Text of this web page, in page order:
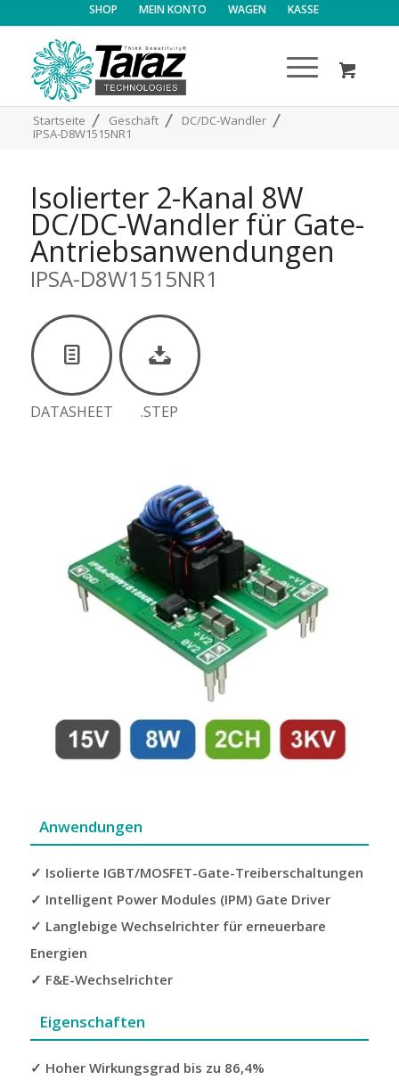
SHOP MEIN KONTO WAGEN KASSE
Startseite / Geschäft / DC/DC-Wandler /
IPSA-D8W1515NR1
Isolierter 2-Kanal 8W
DC/DC-Wandler für Gate-
Antriebsanwendungen
IPSA-D8W1515NR1
DATASHEET .STEP
Anwendungen
✓ Isolierte IGBT/MOSFET-Gate-Treiberschaltungen
✓ Intelligent Power Modules (IPM) Gate Driver
✓ Langlebige Wechselrichter für erneuerbare
Energien
✓ F&E-Wechselrichter
Eigenschaften
✓ Hoher Wirkungsgrad bis zu 86,4%